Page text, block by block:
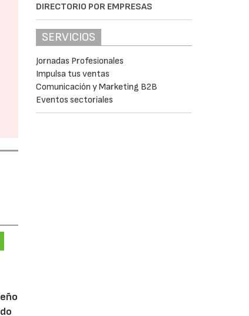
DIRECTORIO POR EMPRESAS
SERVICIOS
Jornadas Profesionales
Impulsa tus ventas
Comunicación y Marketing B2B
Eventos sectoriales